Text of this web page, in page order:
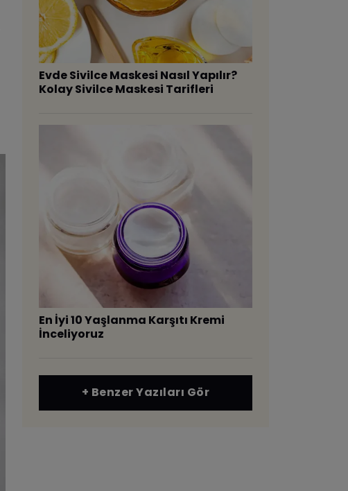
Evde Sivilce Maskesi Nasıl Yapılır?
Kolay Sivilce Maskesi Tarifleri
En İyi 10 Yaşlanma Karşıtı Kremi
İnceliyoruz
+ Benzer Yazıları Gör